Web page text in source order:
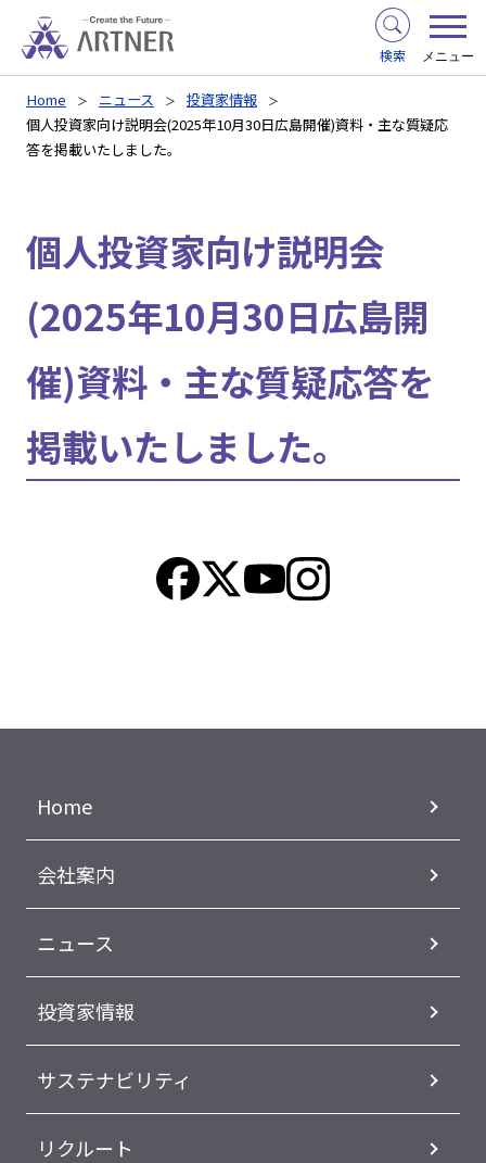
検索 メニュー
Home ニュース
投資家情報
個人投資家向け説明会(2025年10月30日広島開催)資料・主な質疑応
答を掲載いたしました。
個人投資家向け説明会
(2025年10月30日広島開
催)資料・主な質疑応答を
掲載いたしました。
Home
会社案内
ニュース
投資家情報
サステナビリティ
リクルート